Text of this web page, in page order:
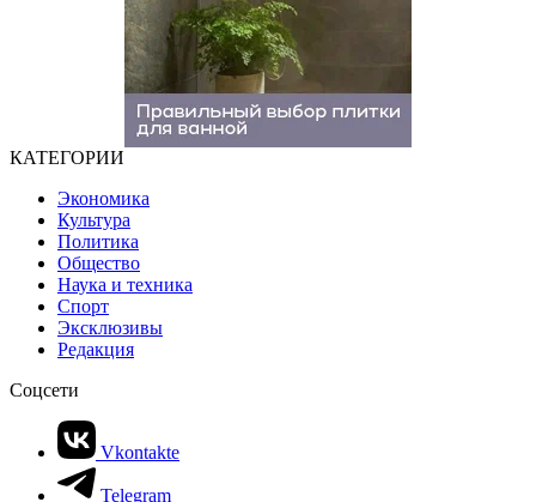
КАТЕГОРИИ
Экономика
Культура
Политика
Общество
Наука и техника
Спорт
Эксклюзивы
Редакция
Соцсети
Vkontakte
Telegram